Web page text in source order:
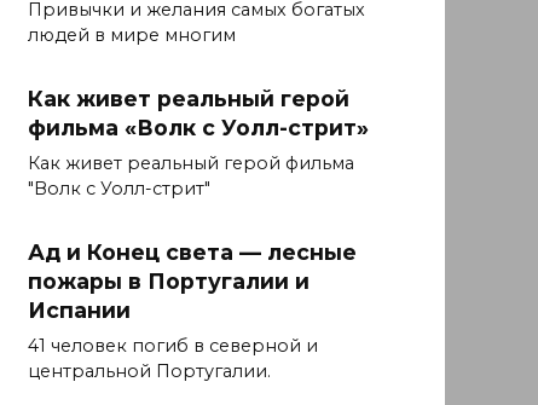
Привычки и желания самых богатых
людей в мире многим
Как живет реальный герой
фильма «Волк с Уолл-стрит»
Как живет реальный герой фильма
"Волк с Уолл-стрит"
Ад и Конец света — лесные
пожары в Португалии и
Испании
41 человек погиб в северной и
центральной Португалии.